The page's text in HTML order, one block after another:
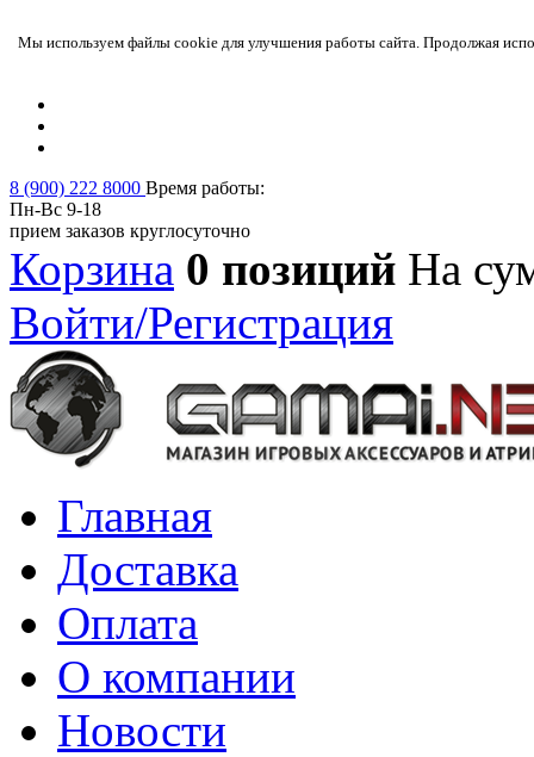
Мы используем файлы cookie для улучшения работы сайта. Продолжая
8 (900) 222 8000 Время работы:
Пн-Вс 9-18
прием заказов круглосуточно
Корзина 0 позиций На
Войти/Регистрация
Главная
Доставка
Оплата
О компании
Новости